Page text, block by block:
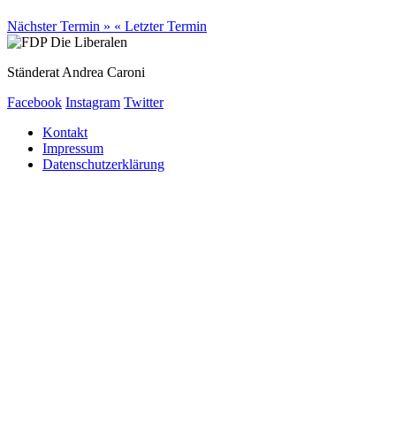
Nächster Termin » « Letzter Termin
Ständerat Andrea Caroni
Facebook Instagram Twitter
Kontakt
Impressum
Datenschutzerklärung